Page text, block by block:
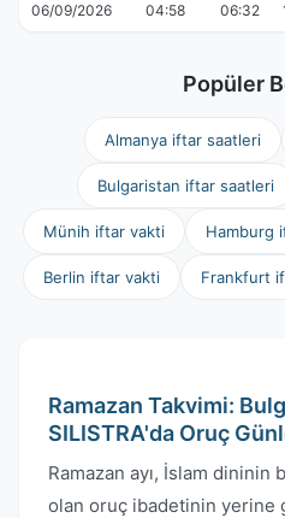
06/09/2026 04:58 06:32
Popüler
Almanya iftar saatleri
Bulgaristan iftar saatleri
Münih iftar vakti Hamburg
Berlin iftar vakti Frankfurt
Ramazan Takvimi:
SILISTRA'da Oruç
Ramazan ayı, İslam dininin
olan oruç ibadetinin yerine